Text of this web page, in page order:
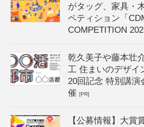
がタッグ、家具・
ペティション「
COMPETITION
乾久美子や藤本壮
工 住まいのデザイ
20回記念 特別講演
催[PR]
【公募情報】大賞